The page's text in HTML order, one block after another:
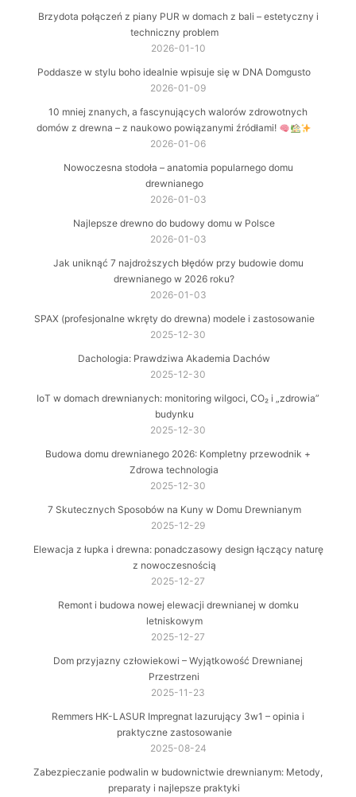
Brzydota połączeń z piany PUR w domach z bali – estetyczny i
techniczny problem
2026-01-10
Poddasze w stylu boho idealnie wpisuje się w DNA Domgusto
2026-01-09
10 mniej znanych, a fascynujących walorów zdrowotnych
domów z drewna – z naukowo powiązanymi źródłami!
2026-01-06
Nowoczesna stodoła – anatomia popularnego domu
drewnianego
2026-01-03
Najlepsze drewno do budowy domu w Polsce
2026-01-03
Jak uniknąć 7 najdroższych błędów przy budowie domu
drewnianego w 2026 roku?
2026-01-03
SPAX (profesjonalne wkręty do drewna) modele i zastosowanie
2025-12-30
Dachologia: Prawdziwa Akademia Dachów
2025-12-30
IoT w domach drewnianych: monitoring wilgoci, CO₂ i „zdrowia”
budynku
2025-12-30
Budowa domu drewnianego 2026: Kompletny przewodnik +
Zdrowa technologia
2025-12-30
7 Skutecznych Sposobów na Kuny w Domu Drewnianym
2025-12-29
Elewacja z łupka i drewna: ponadczasowy design łączący naturę
z nowoczesnością
2025-12-27
Remont i budowa nowej elewacji drewnianej w domku
letniskowym
2025-12-27
Dom przyjazny człowiekowi – Wyjątkowość Drewnianej
Przestrzeni
2025-11-23
Remmers HK-LASUR Impregnat lazurujący 3w1 – opinia i
praktyczne zastosowanie
2025-08-24
Zabezpieczanie podwalin w budownictwie drewnianym: Metody,
preparaty i najlepsze praktyki